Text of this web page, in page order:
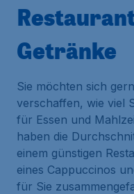
Getränke
Sie möchten sich
verschaffen, wie viel
für Essen und
haben die
einem günstigen
eines Cappuccinos
für Sie